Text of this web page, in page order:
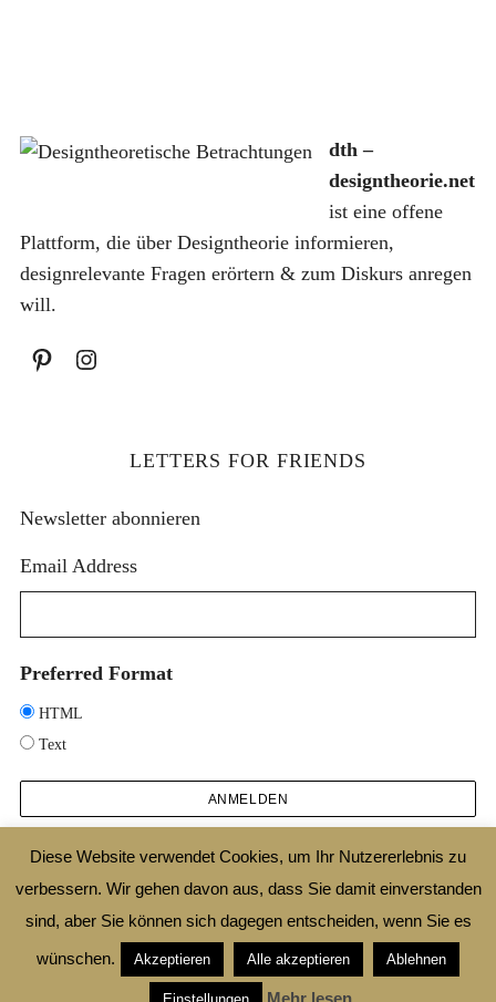
dth –
designtheorie.net
ist eine offene
Plattform, die über Designtheorie informieren,
designrelevante Fragen erörtern & zum Diskurs anregen
will.
LETTERS FOR FRIENDS
Newsletter abonnieren
Email Address
Preferred Format
HTML
Text
2025 © DESIGNTHEORIE.NET |IMPRESSUM|DATENSCHUTZ|SHOP|AGB
|WIDERRUFSBELEHRUNG
ZURÜCK ZUM ANFANG
S
h
n
Diese Website verwendet Cookies, um Ihr Nutzererlebnis zu
verbessern. Wir gehen davon aus, dass Sie damit einverstanden
sind, aber Sie können sich dagegen entscheiden, wenn Sie es
wünschen.
Akzeptieren Alle akzeptieren Ablehnen
Mehr lesen